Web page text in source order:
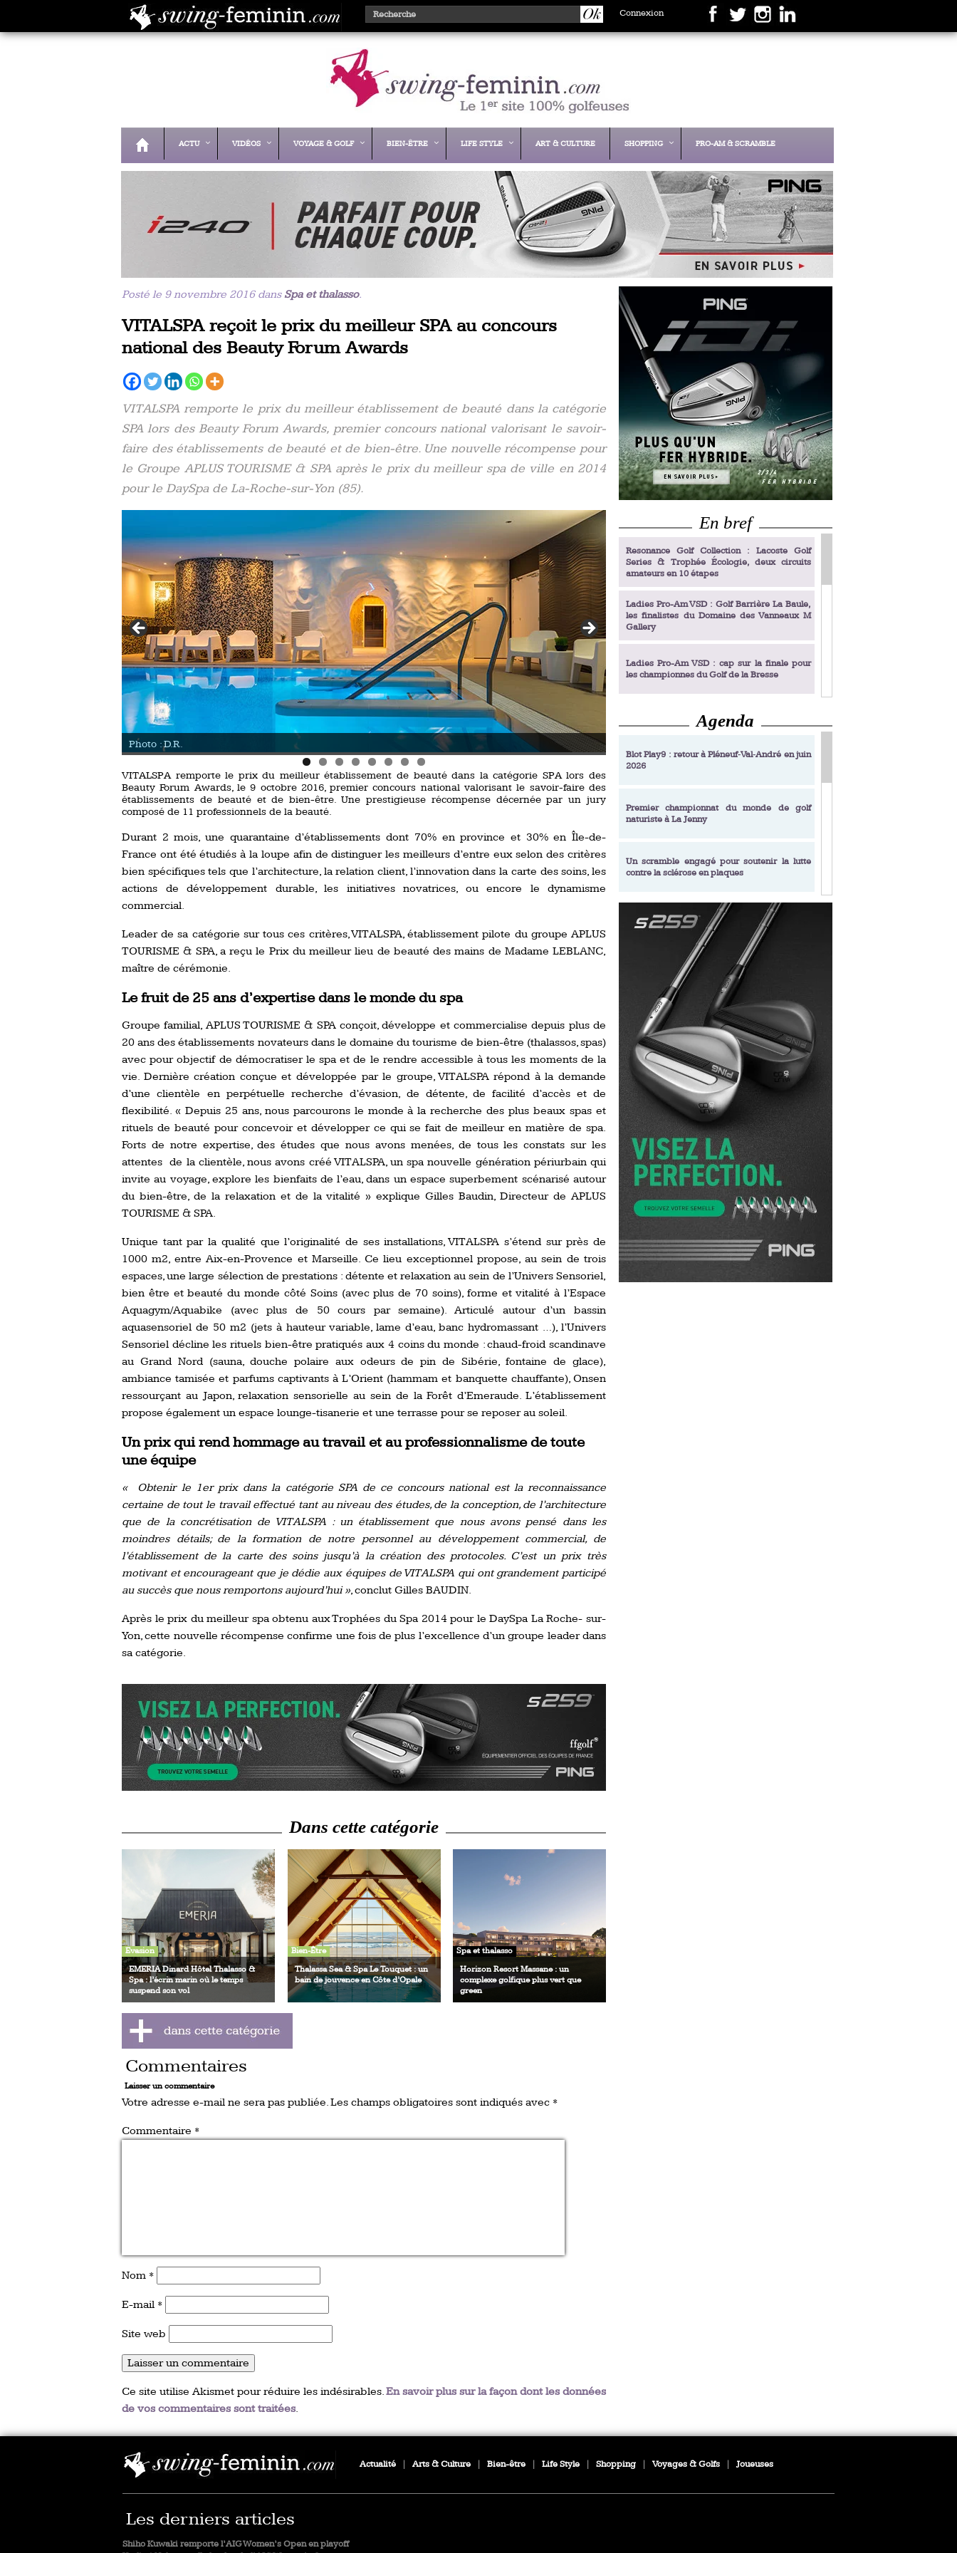
Connexion
ACTU VIDÉOS VOYAGE & GOLF BIEN-ÊTRE LIFE STYLE ART & CULTURE SHOPPING PRO-AM & SCRAMBLE
Posté le 9 novembre 2016 dansSpa et thalasso.
VITALSPA reçoit le prix du meilleur SPA au concours
national des Beauty Forum Awards
VITALSPA remporte le prix du meilleur établissement de beauté dans la catégorie
SPA lors des Beauty Forum Awards, premier concours national valorisant le savoir-
faire des établissements de beauté et de bien-être. Une nouvelle récompense pour
le Groupe APLUS TOURISME & SPA après le prix du meilleur spa de ville en 2014
pour le DaySpa de La-Roche-sur-Yon (85).
Photo : D.R.
VITALSPA remporte le prix du meilleur établissement de beauté dans la catégorie SPA lors des
Beauty Forum Awards, le 9 octobre 2016, premier concours national valorisant le savoir-faire des
établissements de beauté et de bien-être. Une prestigieuse récompense décernée par un jury
composé de 11 professionnels de la beauté.
Durant 2 mois, une quarantaine d’établissements dont 70% en province et 30% en Île-de-
France ont été étudiés à la loupe afin de distinguer les meilleurs d’entre eux selon des critères
bien spécifiques tels que l’architecture, la relation client, l’innovation dans la carte des soins, les
actions de développement durable, les initiatives novatrices, ou encore le dynamisme
commercial.
Leader de sa catégorie sur tous ces critères, VITALSPA, établissement pilote du groupe APLUS
TOURISME & SPA, a reçu le Prix du meilleur lieu de beauté des mains de Madame LEBLANC,
maître de cérémonie.
Le fruit de 25 ans d’expertise dans le monde du spa
Groupe familial, APLUS TOURISME & SPA conçoit, développe et commercialise depuis plus de
20 ans des établissements novateurs dans le domaine du tourisme de bien-être (thalassos, spas)
avec pour objectif de démocratiser le spa et de le rendre accessible à tous les moments de la
vie. Dernière création conçue et développée par le groupe, VITALSPA répond à la demande
d’une clientèle en perpétuelle recherche d’évasion, de détente, de facilité d’accès et de
flexibilité. « Depuis 25 ans, nous parcourons le monde à la recherche des plus beaux spas et
rituels de beauté pour concevoir et développer ce qui se fait de meilleur en matière de spa.
Forts de notre expertise, des études que nous avons menées, de tous les constats sur les
attentes de la clientèle, nous avons créé VITALSPA, un spa nouvelle génération périurbain qui
invite au voyage, explore les bienfaits de l’eau, dans un espace superbement scénarisé autour
du bien-être, de la relaxation et de la vitalité » explique Gilles Baudin, Directeur de APLUS
TOURISME & SPA.
Unique tant par la qualité que l’originalité de ses installations, VITALSPA s’étend sur près de
1000 m2, entre Aix-en-Provence et Marseille. Ce lieu exceptionnel propose, au sein de trois
espaces, une large sélection de prestations : détente et relaxation au sein de l’Univers Sensoriel,
bien être et beauté du monde côté Soins (avec plus de 70 soins), forme et vitalité à l’Espace
Aquagym/Aquabike (avec plus de 50 cours par semaine). Articulé autour d’un bassin
aquasensoriel de 50 m2 (jets à hauteur variable, lame d’eau, banc hydromassant …), l’Univers
Sensoriel décline les rituels bien-être pratiqués aux 4 coins du monde : chaud-froid scandinave
au Grand Nord (sauna, douche polaire aux odeurs de pin de Sibérie, fontaine de glace),
ambiance tamisée et parfums captivants à L’Orient (hammam et banquette chauffante), Onsen
ressourçant au Japon, relaxation sensorielle au sein de la Forêt d’Emeraude. L’établissement
propose également un espace lounge-tisanerie et une terrasse pour se reposer au soleil.
Un prix qui rend hommage au travail et au professionnalisme de toute
une équipe
« Obtenir le 1er prix dans la catégorie SPA de ce concours national est la reconnaissance
certaine de tout le travail effectué tant au niveau des études, de la conception, de l’architecture
que de la concrétisation de VITALSPA : un établissement que nous avons pensé dans les
moindres détails; de la formation de notre personnel au développement commercial, de
l’établissement de la carte des soins jusqu’à la création des protocoles. C’est un prix très
motivant et encourageant que je dédie aux équipes de VITALSPA qui ont grandement participé
au succès que nous remportons aujourd’hui », conclut Gilles BAUDIN.
Après le prix du meilleur spa obtenu aux Trophées du Spa 2014 pour le DaySpa La Roche- sur-
Yon, cette nouvelle récompense confirme une fois de plus l’excellence d’un groupe leader dans
sa catégorie.
Dans cette catégorie
Evasion
EMERIA Dinard Hôtel Thalasso &
Spa : l’écrin marin où le temps
suspend son vol
Bien-Être
Thalassa Sea & Spa Le Touquet : un
bain de jouvence en Côte d’Opale
Spa et thalasso
Horizon Resort Massane : un
complexe golfique plus vert que
green
Commentaires
Laisser un commentaire
Votre adresse e-mail ne sera pas publiée.Les champs obligatoires sont indiqués avec *
Commentaire *
Nom *
E-mail *
Site web
Ce site utilise Akismet pour réduire les indésirables.En savoir plus sur la façon dont les données
de vos commentaires sont traitées.
En bref
Resonance Golf Collection : Lacoste Golf
Series & Trophée Écologie, deux circuits
amateurs en 10 étapes
Ladies Pro-Am VSD : Golf Barrière La Baule,
les finalistes du Domaine des Vanneaux M
Gallery
Ladies Pro-Am VSD : cap sur la finale pour
les championnes du Golf de la Bresse
Ladies Pro-Am VSD : Golf du Prieuré, elles
décrochent leur billet pour la finale
Enfin un livre de golf pensé pour les femmes
Ladies Pro-Am VSD : les premières
Académie Golf Barrière Julien Xanthopoulos,
Amundi Evian Championship, de nouvelles
expériences immersives
Tiger Woods se retire du Genesis Invitational
Evian Resort Golf Club : Saison 2 du
Programme Performance
Agenda
Blot Play9 : retour à Pléneuf‑Val‑André en juin
2026
Premier championnat du monde de golf
naturiste à La Jenny
Un scramble engagé pour soutenir la lutte
contre la sclérose en plaques
Resonance Golf Collection : Lacoste Golf
Series & Trophée Écologie, deux circuits
amateurs en 10 étapes
Royal Air Maroc Golf & Padel Cup : le nouvel
event sport et networking
LPGA Tour 2026 : une saison record pour le
golf féminin
Ladies European Tour 2026 : une saison
historique sur cinq continents
Debout en Bouts prolonge la Fashion Week à
Roland-Garros
Lacoste Ladies Open 2025 : Céline Boutier
de retour à Deauville
Chypre
Actualité Arts & Culture Bien-être Life Style Shopping Voyages & Golfs Joueuses
Les derniers articles
Shiho Kuwaki remporte l’AIG Women’s Open en playoff